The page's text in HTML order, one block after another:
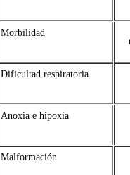
Morbilidad
Dificultad respiratoria
Anoxia e hipoxia
Malformación